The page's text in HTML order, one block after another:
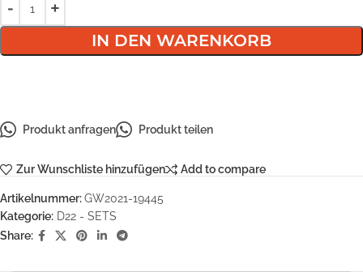
IN DEN WARENKORB
Produkt anfragen Produkt teilen
Zur Wunschliste hinzufügen Add to compare
Artikelnummer:GW2021-19445
Kategorie: D22 - SETS
Share: